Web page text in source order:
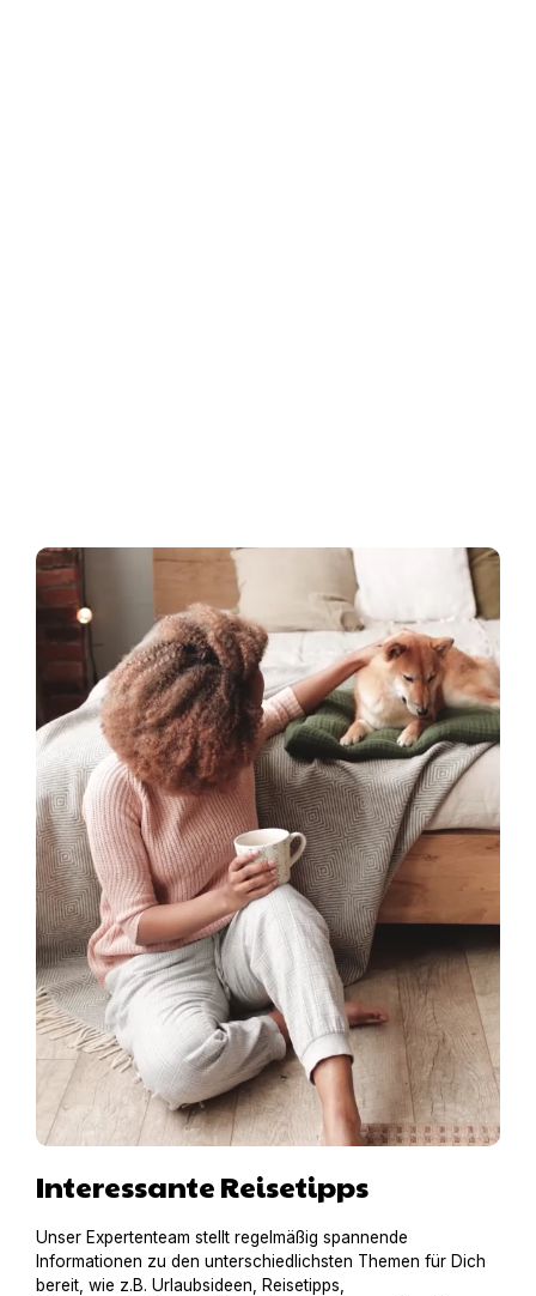
Interessante Reisetipps
Unser Expertenteam stellt regelmäßig spannende
Informationen zu den unterschiedlichsten Themen für Dich
bereit, wie z.B. Urlaubsideen, Reisetipps,